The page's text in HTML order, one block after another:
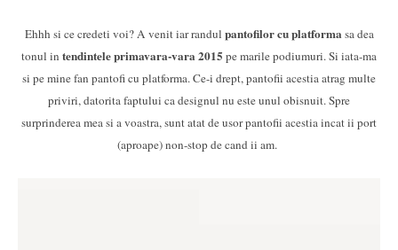
Ehhh si ce credeti voi? A venit iar randul pantofilor cu platformasa dea
tonul in tendintele primavara-vara 2015 pe marile podiumuri. Si iata-ma
si pe mine fan pantofi cu platforma. Ce-i drept, pantofii acestia atrag multe
priviri, datorita faptului ca designul nu este unul obisnuit. Spre
surprinderea mea si a voastra, sunt atat de usor pantofii acestia incat ii port
(aproape) non-stop de cand ii am.